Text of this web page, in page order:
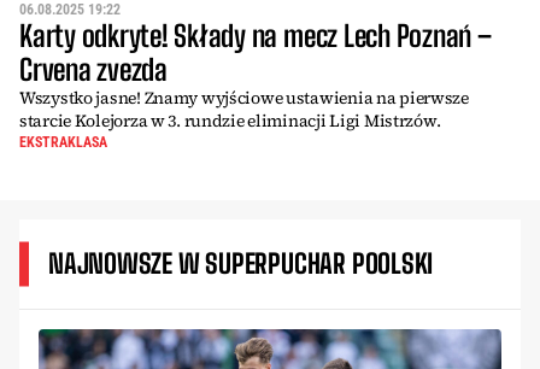
06.08.2025 19:22
Karty odkryte! Składy na mecz Lech Poznań –
Crvena zvezda
Wszystko jasne! Znamy wyjściowe ustawienia na pierwsze
starcie Kolejorza w 3. rundzie eliminacji Ligi Mistrzów.
EKSTRAKLASA
NAJNOWSZE W SUPERPUCHAR POOLSKI